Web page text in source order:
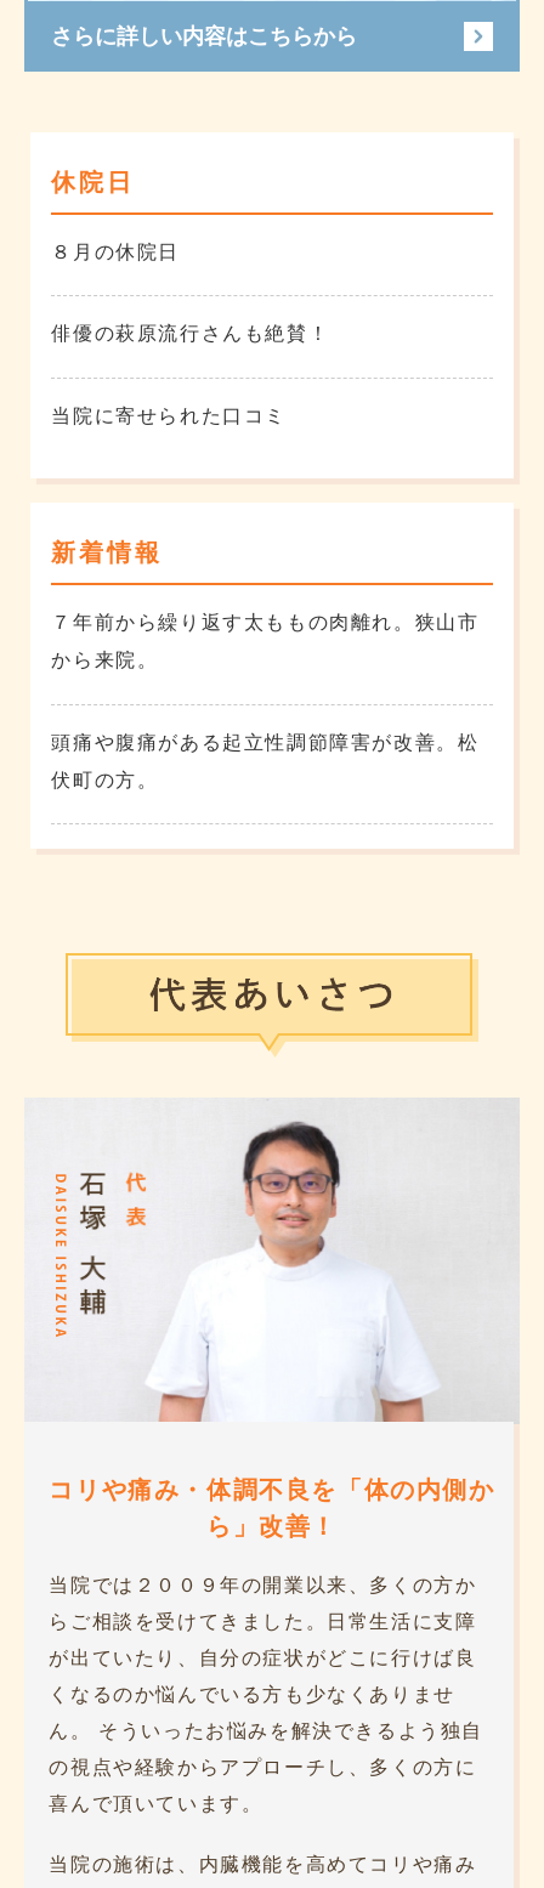
さらに詳しい内容はこちらから
休院日
８月の休院日
俳優の萩原流行さんも絶賛！
当院に寄せられた口コミ
新着情報
７年前から繰り返す太ももの肉離れ。狭山市
から来院。
頭痛や腹痛がある起立性調節障害が改善。松
伏町の方。
５年前から続く起立性調節障害。吉川市から
半年前から気力が出ない自律神経失調症。埼
コリや痛み・体調不良を「体の内側か
ら」改善！
当院では２００９年の開業以来、多くの方か
らご相談を受けてきました。
日常生活に支障
が出ていたり、自分の症状がどこに行けば良
くなるのか悩んでいる方も少なくありませ
ん。
そういったお悩みを解決できるよう独自
の視点や経験からアプローチし、多くの方に
喜んで頂いています。
当院の施術は、内臓機能を高めてコリや痛み